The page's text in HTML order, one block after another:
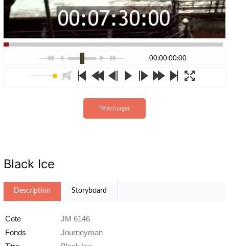
00:00:00:00
Télécharger
Black Ice
Description Storyboard
Cote
JM 6146
Fonds
Journeyman